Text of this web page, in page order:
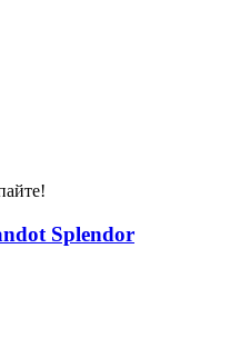
Splendor